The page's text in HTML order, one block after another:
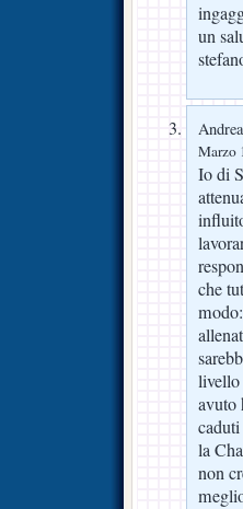
un
Marzo
Io di
che
livello
avuto
la
non